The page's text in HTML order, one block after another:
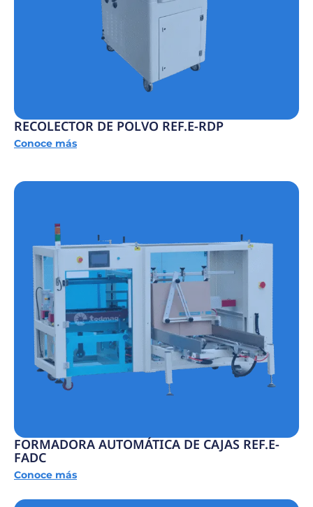
RECOLECTOR DE POLVO REF.E-RDP
Conoce más
FORMADORA AUTOMÁTICA DE CAJAS REF.E-
FADC
Conoce más